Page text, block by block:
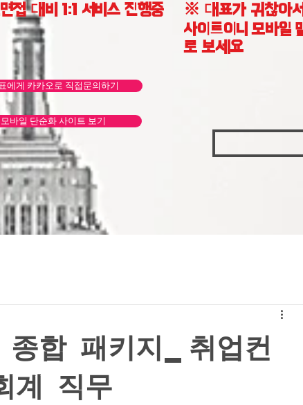
접 대비 1:1 서비스 진행중
※ 대표가 귀찮아
사이트이니 모바일
로 보세요
에게 카카오로 직접문의하기
모바일 단순화 사이트 보기
합 패키지_취업컨
계 직무